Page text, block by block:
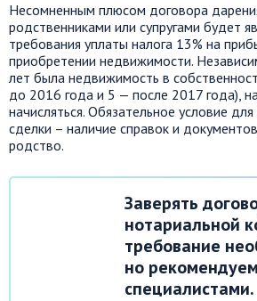
Несомненным плюсом договора
родственниками или супругами будет
требования уплаты налога 13% на
приобретении недвижимости.
лет была недвижимость в
до 2016 года и 5 — после 2017 года),
начисляться. Обязательное условие
сделки – наличие справок и
родство.
Заверять
нотариальной
требование
но
специалистами.